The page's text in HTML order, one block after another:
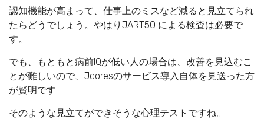
認知機能が高まって、仕事上のミスなど減ると見立てられ
たらどうでしょう。やはりJART50 による検査は必要で
す。
でも、もともと病前IQが低い人の場合は、改善を見込むこ
とが難しいので、Jcoresのサービス導入自体を見送った方
が賢明です…
そのような見立てができそうな心理テストですね。